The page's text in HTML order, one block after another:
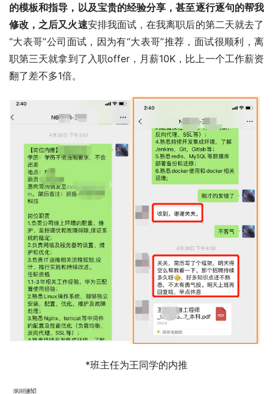
的模板和指导，以及宝贵的经验分享，甚至逐行逐句的帮我
修改，之后又火速安排我面试，在我离职后的第二天就去了
“大表哥”公司面试，因为有“大表哥”推荐，面试很顺利，离
职第三天就拿到了入职offer，月薪10K，比上一个工作薪资
翻了差不多1倍。
*班主任为王同学的内推